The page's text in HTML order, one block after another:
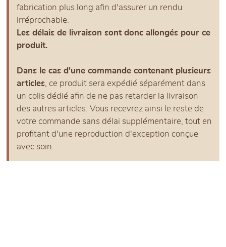
fabrication plus long afin d'assurer un rendu
irréprochable.
Les délais de livraison sont donc allongés pour ce
produit.
Dans le cas d'une commande contenant plusieurs
articles, ce produit sera expédié séparément dans
un colis dédié afin de ne pas retarder la livraison
des autres articles. Vous recevrez ainsi le reste de
votre commande sans délai supplémentaire, tout en
profitant d'une reproduction d'exception conçue
avec soin.